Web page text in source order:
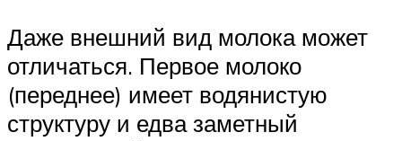
Даже внешний вид молока может
отличаться. Первое молоко
(переднее) имеет водянистую
структуру и едва заметный